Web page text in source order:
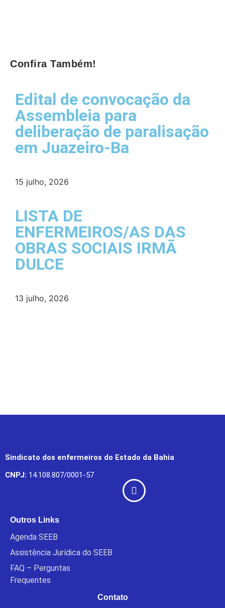
Confira Também!
Edital de convocação da
Assembleia para
deliberação de paralisação
em Juazeiro-Ba
15 julho, 2026
LISTA DE
ENFERMEIROS/AS DAS
OBRAS SOCIAIS IRMÃ
DULCE
13 julho, 2026
Sindicato dos enfermeiros do Estado da Bahia
CNPJ: 14.108.807/0001-57
Outros Links
Agenda SEEB
Assistência Jurídica do SEEB
FAQ – Perguntas
Frequentes
Contato